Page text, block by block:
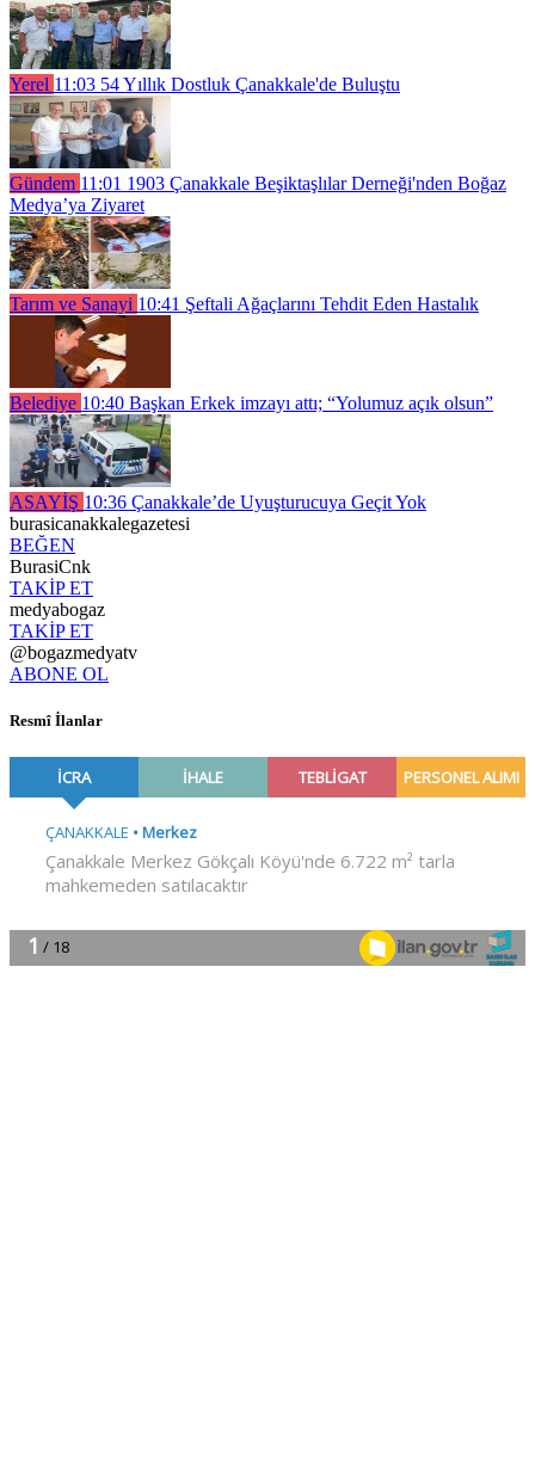
Yerel 11:03 54 Yıllık Dostluk Çanakkale'de Buluştu
Gündem 11:01 1903 Çanakkale Beşiktaşlılar Derneği'nden Boğaz
Medya’ya Ziyaret
Tarım ve Sanayi 10:41 Şeftali Ağaçlarını Tehdit Eden Hastalık
Belediye 10:40 Başkan Erkek imzayı attı; “Yolumuz açık olsun”
ASAYİŞ 10:36 Çanakkale’de Uyuşturucuya Geçit Yok
burasicanakkalegazetesi
BEĞEN
BurasiCnk
TAKİP ET
medyabogaz
TAKİP ET
@bogazmedyatv
ABONE OL
Resmî İlanlar